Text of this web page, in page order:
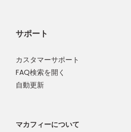
サポート
カスタマーサポート
FAQ検索を開く
自動更新
マカフィーについて